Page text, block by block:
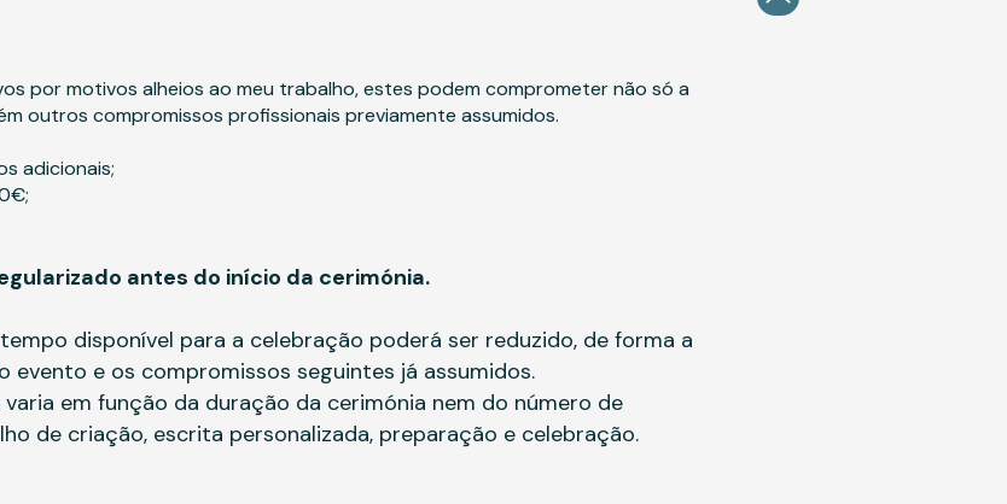
por motivos alheios ao meu trabalho, estes podem comprometer não só a
outros compromissos profissionais previamente assumidos.
adicionais;
antes do início da cerimónia.
disponível para a celebração poderá ser reduzido, de forma a
evento e os compromissos seguintes já assumidos.
em função da duração da cerimónia nem do número de
de criação, escrita personalizada, preparação e celebração.